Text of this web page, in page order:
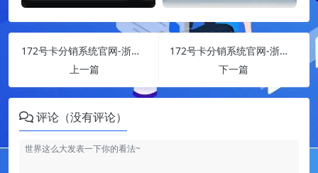
172号卡分销系统官网-浙江电信-沧芙卡
上一篇
172号卡分销系统官网-浙江电信-海龙卡
下一篇
评论（没有评论）